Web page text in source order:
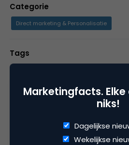
Categorie
Direct marketing & Personalisatie
Tags
e-mail marketing
Marketingfacts. Elke
niks!
Dagelijkse
Wekelijkse